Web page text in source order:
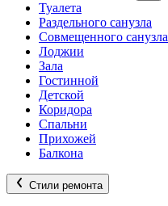
Туалета
Раздельного санузла
Совмещенного санузла
Лоджии
Зала
Гостинной
Детской
Коридора
Спальни
Прихожей
Балкона
Стили ремонта